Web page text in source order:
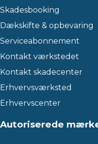
Skadesbooking
Dækskifte & opbevaring
Serviceabonnement
Kontakt værkstedet
Kontakt skadecenter
Erhvervsværksted
Erhvervscenter
Autoriserede